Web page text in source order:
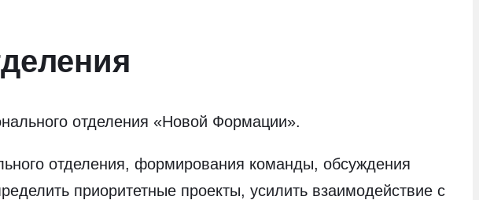
отделения «Новой Формации».
отделения, формирования команды, обсуждения
приоритетные проекты, усилить взаимодействие с